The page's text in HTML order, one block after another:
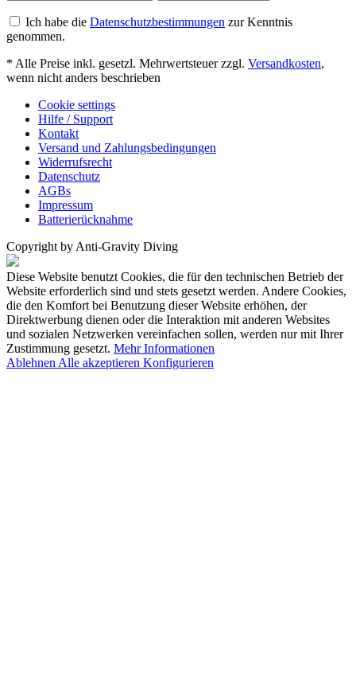
Ich habe die Datenschutzbestimmungen zur Kenntnis
genommen.
* Alle Preise inkl. gesetzl. Mehrwertsteuer zzgl. Versandkosten,
wenn nicht anders beschrieben
Cookie settings
Hilfe / Support
Kontakt
Versand und Zahlungsbedingungen
Widerrufsrecht
Datenschutz
AGBs
Impressum
Batterierücknahme
Copyright by Anti-Gravity Diving
Diese Website benutzt Cookies, die für den technischen Betrieb der
Website erforderlich sind und stets gesetzt werden. Andere Cookies,
die den Komfort bei Benutzung dieser Website erhöhen, der
Direktwerbung dienen oder die Interaktion mit anderen Websites
und sozialen Netzwerken vereinfachen sollen, werden nur mit Ihrer
Zustimmung gesetzt. Mehr Informationen
Ablehnen Alle akzeptieren Konfigurieren